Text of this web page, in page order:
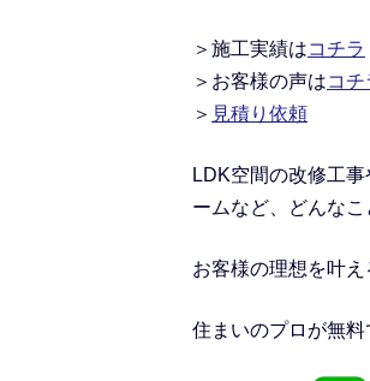
＞施工実績はコチラ
＞ お客様の声はコチ
＞ 見積り依頼
LDK空間の改修工事
ームなど、どんなこ
お客様の理想を叶え
住まいのプロが無料